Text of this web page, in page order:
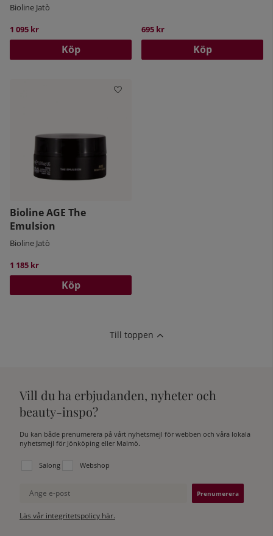
Bioline Jatò
1 095 kr
Köp
695 kr
Köp
Bioline AGE The
Emulsion
Bioline Jatò
1 185 kr
Köp
Till toppen
Vill du ha erbjudanden, nyheter och
beauty-inspo?
Du kan både prenumerera på vårt nyhetsmejl för webben och våra lokala
nyhetsmejl för Jönköping eller Malmö.
Välj vilken lista du vill prenumerera på:
Salong Webshop
Ange e-post
Läs vår integritetspolicy här.